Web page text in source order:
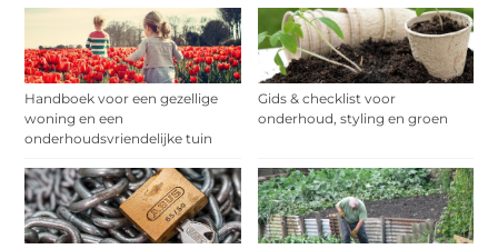
Handboek voor een gezellige
woning en een
onderhoudsvriendelijke tuin
Gids & checklist voor
onderhoud, styling en groen